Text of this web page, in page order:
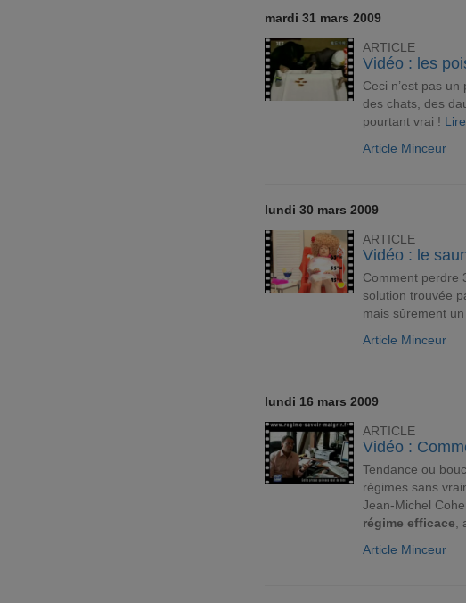
mardi 31 mars 2009
ARTICLE
Vidéo : les
Ceci n’est pas un
des chats, des
pourtant vrai ! Lire
Article Minceur
lundi 30 mars 2009
ARTICLE
Vidéo : le
Comment perdre
solution trouvée
mais sûrement
Article Minceur
lundi 16 mars 2009
ARTICLE
Vidéo :
Tendance ou
régimes sans
Jean-Michel
régime efficace
Article Minceur